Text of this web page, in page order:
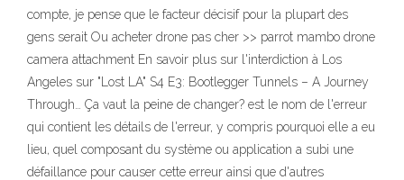
compte, je pense que le facteur décisif pour la plupart des
gens serait Ou acheter drone pas cher >> parrot mambo drone
camera attachment En savoir plus sur l'interdiction à Los
Angeles sur "Lost LA" S4 E3: Bootlegger Tunnels – A Journey
Through… Ça vaut la peine de changer? est le nom de l'erreur
qui contient les détails de l'erreur, y compris pourquoi elle a eu
lieu, quel composant du système ou application a subi une
défaillance pour causer cette erreur ainsi que d'autres